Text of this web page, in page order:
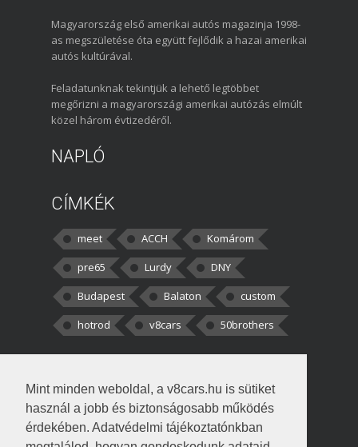
Mint minden weboldal, a v8cars.hu is sütiket
használ a jobb és biztonságosabb működés
érdekében. Adatvédelmi tájékoztatónkban
Magyarország első amerikai autós magazinja 1998-
as megszületése óta együtt fejlődik a hazai amerikai
autós kultúrával.
Feladatunknak tekintjük a lehető legtöbbet
megőrizni a magyarországi amerikai autózás elmúlt
közel három évtizedéről.
NAPLÓ
CÍMKÉK
meet ACCH
Komárom
pre65
Lurdy
DNY
Budapest
Balaton
custom
hotrod
v8cars 50brothers
kortisz:Elszúrtam! Én csak két
darabbaal számoltam. Nem tudtam, hogy fél autót,